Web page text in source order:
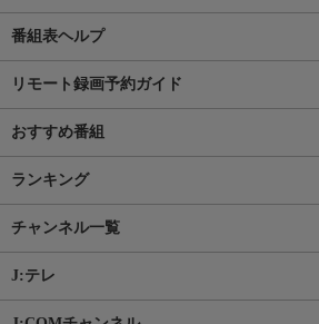
番組表ヘルプ
リモート録画予約ガイド
おすすめ番組
ランキング
チャンネル一覧
J:テレ